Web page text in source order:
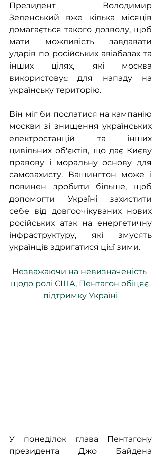
Президент Володимир
Зеленський вже кілька місяців
домагається такого дозволу, щоб
мати можливість завдавати
ударів по російських авіабазах та
інших цілях, які москва
використовує для нападу на
українську територію.
Він міг би послатися на кампанію
москви зі знищення українських
електростанцій та інших
цивільних об'єктів, що дає Києву
правову і моральну основу для
самозахисту. Вашингтон може і
повинен зробити більше, щоб
допомогти Україні захистити
себе від довгоочікуваних нових
російських атак на енергетичну
інфраструктуру, які змусять
українців здригатися цієї зими.
Незважаючи на невизначеність
щодо ролі США, Пентагон обіцяє
підтримку Україні
У понеділок глава Пентагону
президента Джо Байдена